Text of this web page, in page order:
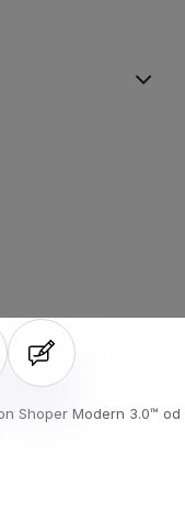
Shoper Modern 3.0™ od